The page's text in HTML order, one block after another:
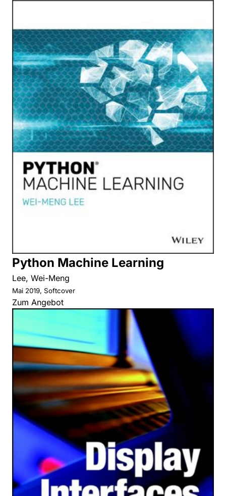
Python Machine Learning
Lee, Wei-Meng
Mai 2019, Softcover
Zum Angebot